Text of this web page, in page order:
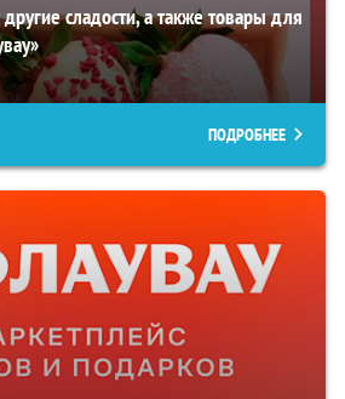
сладости, а также товары для
ПОДРОБНЕЕ